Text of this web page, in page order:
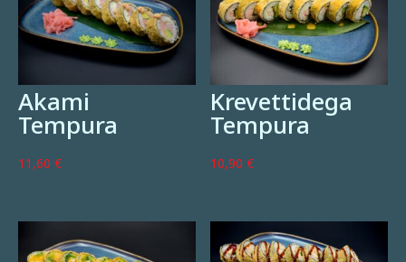
Akami
Tempura
11,60€
Krevettidega
Tempura
10,90€